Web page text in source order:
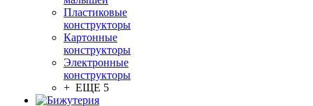
Пластиковые
конструкторы
Картонные
конструкторы
Электронные
конструкторы
+ ЕЩЕ 5